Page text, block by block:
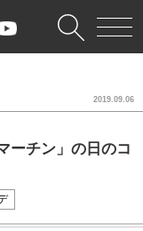
ーチン」の日のコ
2019.09.06